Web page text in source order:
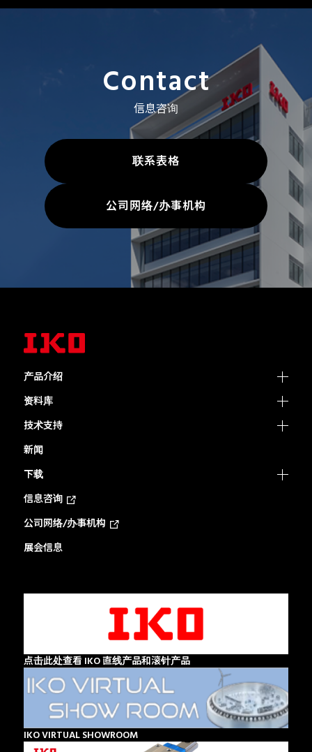
Contact
信息咨询
联系表格
公司网络/办事机构
产品介绍
资料库
技术支持
新闻
下载
信息咨询
公司网络/办事机构
展会信息
点击此处查看 IKO 直线产品和滚针产品
IKO VIRTUAL SHOWROOM